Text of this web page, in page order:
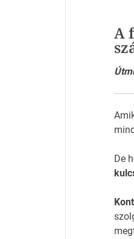
A
De